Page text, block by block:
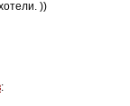
))
: